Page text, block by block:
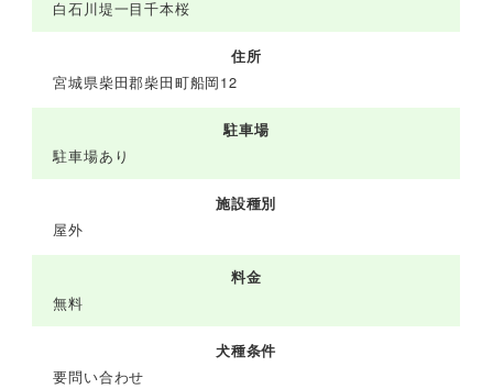
白石川堤一目千本桜
住所
宮城県柴田郡柴田町船岡12
駐車場
駐車場あり
施設種別
屋外
料金
無料
犬種条件
要問い合わせ